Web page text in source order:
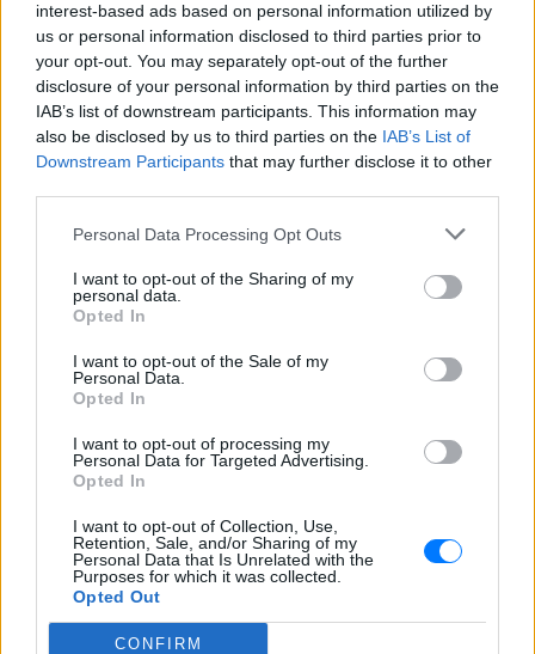
interest-based ads based on personal information utilized by
us or personal information disclosed to third parties prior to
your opt-out. You may separately opt-out of the further
disclosure of your personal information by third parties on the
IAB’s list of downstream participants. This information may
also be disclosed by us to third parties on the IAB’s List of
Downstream Participants that may further disclose it to other
Personal Data Processing Opt Outs
I want to opt-out of the Sharing of my
personal data.
Opted In
I want to opt-out of the Sale of my
Personal Data.
Opted In
I want to opt-out of processing my
Personal Data for Targeted Advertising.
Opted In
I want to opt-out of Collection, Use,
Retention, Sale, and/or Sharing of my
Personal Data that Is Unrelated with the
Purposes for which it was collected.
Opted Out
CONFIRM
Χρήστος Δάντης: «Συνάδελφοι
προσπαθούν να ξεχάσουν ότι
έγραψα το """"My Number
One""""»
ΧΤΕΣ
Ο συνθέτης μίλησε ανοιχτά για την
αχαριστία που βιώνει στον χώρο της
Ελλάδας στη Eurovision.
Νεαρός στο λιμάνι του Πειραιά:
«Πάω διακοπές έναν μήνα» ‑ Η
στιγμή από το λιμάνι του Πειραιά, την
Παρασκευή 7 Αυγούστου.
τις φήμες χωρισμού με τον
Ιωαννίδη: «Διασταυρώστε
καμία πληροφορία πριν